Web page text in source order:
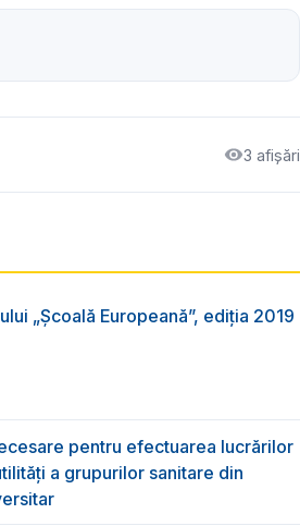
3 afișări
„Şcoală Europeană”, ediția 2019
pentru efectuarea lucrărilor
a grupurilor sanitare din